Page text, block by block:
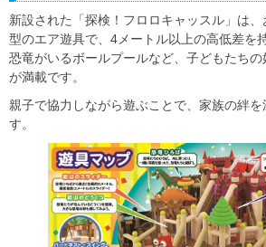
新設された「探検！フロロキャッスル」は
型のエア遊具で、4メートル以上の高低差を
恐竜がいるボールプールなど、子どもたち
が満載です。
親子で協力しながら遊ぶことで、家族の絆を
す。